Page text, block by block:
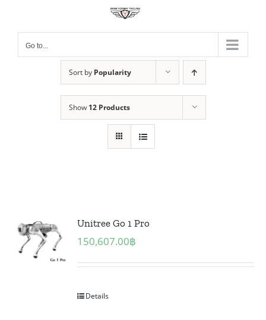
contentGo to...
Sort by Popularity
Show 12 Products
Unitree Go 1 Pro
150,607.00฿
Details